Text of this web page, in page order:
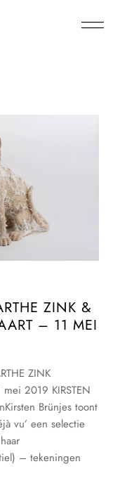
ZINK &
– 11 MEI
ZINK
2019 KIRSTEN
Brünjes toont
vu’ een selectie
– tekeningen